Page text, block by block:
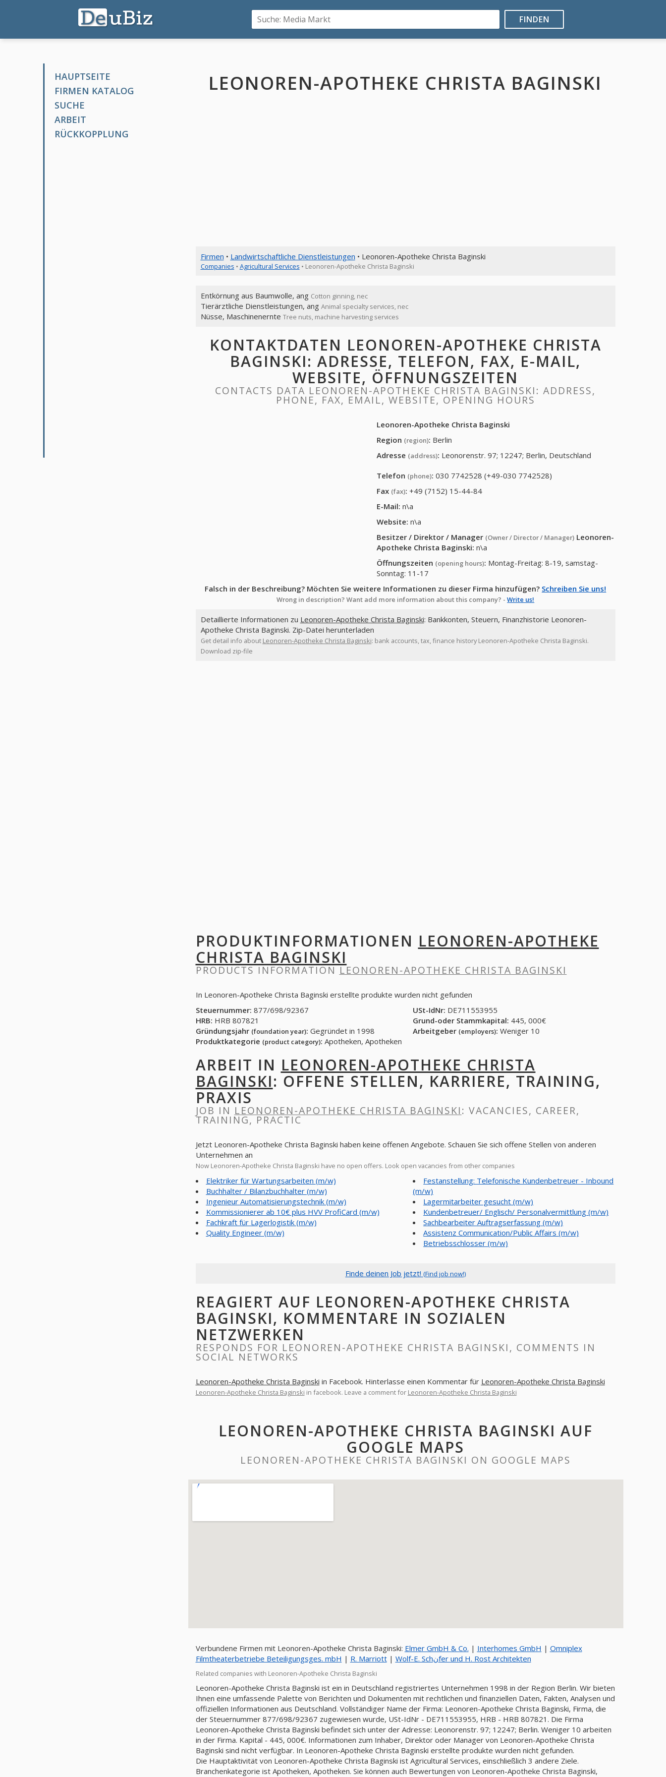
FINDEN
HAUPTSEITE
FIRMEN KATALOG
SUCHE
ARBEIT
RÜCKKOPPLUNG
LEONOREN-APOTHEKE CHRISTA BAGINSKI
Firmen • Landwirtschaftliche Dienstleistungen • Leonoren-Apotheke Christa Baginski
Companies • Agricultural Services • Leonoren-Apotheke Christa Baginski
Entkörnung aus Baumwolle, ang Cotton ginning, nec
Tierärztliche Dienstleistungen, ang Animal specialty services, nec
Nüsse, Maschinenernte Tree nuts, machine harvesting services
KONTAKTDATEN LEONOREN-APOTHEKE CHRISTA
BAGINSKI: ADRESSE, TELEFON, FAX, E-MAIL,
WEBSITE, ÖFFNUNGSZEITEN
CONTACTS DATA LEONOREN-APOTHEKE CHRISTA BAGINSKI: ADDRESS,
PHONE, FAX, EMAIL, WEBSITE, OPENING HOURS
Leonoren-Apotheke Christa Baginski
Region (region): Berlin
Adresse (address): Leonorenstr. 97; 12247; Berlin, Deutschland
Telefon (phone): 030 7742528 (+49-030 7742528)
Fax (fax): +49 (7152) 15-44-84
E-Mail: n\a
Website: n\a
Besitzer / Direktor / Manager (Owner / Director / Manager) Leonoren-
Apotheke Christa Baginski: n\a
Öffnungszeiten (opening hours): Montag-Freitag: 8-19, samstag-
Sonntag: 11-17
Falsch in der Beschreibung? Möchten Sie weitere Informationen zu dieser Firma hinzufügen? Schreiben Sie uns!
Wrong in description? Want add more information about this company? -Write us!
Detaillierte Informationen zu Leonoren-Apotheke Christa Baginski: Bankkonten, Steuern, Finanzhistorie Leonoren-
Apotheke Christa Baginski. Zip-Datei herunterladen
Get detail info about Leonoren-Apotheke Christa Baginski: bank accounts, tax, finance history Leonoren-Apotheke Christa Baginski.
Download zip-file
PRODUKTINFORMATIONEN LEONOREN-APOTHEKE
CHRISTA BAGINSKI
PRODUCTS INFORMATION LEONOREN-APOTHEKE CHRISTA BAGINSKI
In Leonoren-Apotheke Christa Baginski erstellte produkte wurden nicht gefunden
Steuernummer: 877/698/92367 USt-IdNr: DE711553955
HRB: HRB 807821 Grund-oder Stammkapital: 445, 000€
Gründungsjahr (foundation year): Gegründet in 1998 Arbeitgeber (employers): Weniger 10
Produktkategorie (product category): Apotheken, Apotheken
ARBEIT IN LEONOREN-APOTHEKE CHRISTA
BAGINSKI: OFFENE STELLEN, KARRIERE, TRAINING,
PRAXIS
JOB IN LEONOREN-APOTHEKE CHRISTA BAGINSKI: VACANCIES, CAREER,
TRAINING, PRACTIC
Jetzt Leonoren-Apotheke Christa Baginski haben keine offenen Angebote. Schauen Sie sich offene Stellen von anderen
Unternehmen an
Now Leonoren-Apotheke Christa Baginski have no open offers. Look open vacancies from other companies
Elektriker für Wartungsarbeiten (m/w)
Buchhalter / Bilanzbuchhalter (m/w)
Ingenieur Automatisierungstechnik (m/w)
Kommissionierer ab 10€ plus HVV ProfiCard (m/w)
Fachkraft für Lagerlogistik (m/w)
Quality Engineer (m/w)
Festanstellung: Telefonische Kundenbetreuer - Inbound
(m/w)
Lagermitarbeiter gesucht (m/w)
Kundenbetreuer/ Englisch/ Personalvermittlung (m/w)
Sachbearbeiter Auftragserfassung (m/w)
Assistenz Communication/Public Affairs (m/w)
Betriebsschlosser (m/w)
Finde deinen Job jetzt! (Find job now!)
REAGIERT AUF LEONOREN-APOTHEKE CHRISTA
BAGINSKI, KOMMENTARE IN SOZIALEN
NETZWERKEN
RESPONDS FOR LEONOREN-APOTHEKE CHRISTA BAGINSKI, COMMENTS IN
SOCIAL NETWORKS
Leonoren-Apotheke Christa Baginski in Facebook. Hinterlasse einen Kommentar für Leonoren-Apotheke Christa Baginski
Leonoren-Apotheke Christa Baginski in facebook. Leave a comment for Leonoren-Apotheke Christa Baginski
LEONOREN-APOTHEKE CHRISTA BAGINSKI AUF
GOOGLE MAPS
LEONOREN-APOTHEKE CHRISTA BAGINSKI ON GOOGLE MAPS
Verbundene Firmen mit Leonoren-Apotheke Christa Baginski: Elmer GmbH & Co. | Interhomes GmbH | Omniplex
Filmtheaterbetriebe Beteiligungsges. mbH | R. Marriott| Wolf-E. Schنfer und H. Rost Architekten
Related companies with Leonoren-Apotheke Christa Baginski
Leonoren-Apotheke Christa Baginski ist ein in Deutschland registriertes Unternehmen 1998 in der Region Berlin. Wir bieten
Ihnen eine umfassende Palette von Berichten und Dokumenten mit rechtlichen und finanziellen Daten, Fakten, Analysen und
offiziellen Informationen aus Deutschland. Vollständiger Name der Firma: Leonoren-Apotheke Christa Baginski, Firma, die
der Steuernummer 877/698/92367 zugewiesen wurde, USt-IdNr - DE711553955, HRB - HRB 807821. Die Firma
Leonoren-Apotheke Christa Baginski befindet sich unter der Adresse: Leonorenstr. 97; 12247; Berlin. Weniger 10 arbeiten
in der Firma. Kapital - 445, 000€. Informationen zum Inhaber, Direktor oder Manager von Leonoren-Apotheke Christa
Baginski sind nicht verfügbar. In Leonoren-Apotheke Christa Baginski erstellte produkte wurden nicht gefunden.
Die Hauptaktivität von Leonoren-Apotheke Christa Baginski ist Agricultural Services, einschließlich 3 andere Ziele.
Branchenkategorie ist Apotheken, Apotheken. Sie können auch Bewertungen von Leonoren-Apotheke Christa Baginski,